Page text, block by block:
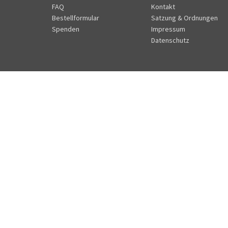
FAQ
Bestellformular
Spenden
Kontakt
Satzung & Ordnungen
Impressum
Datenschutz